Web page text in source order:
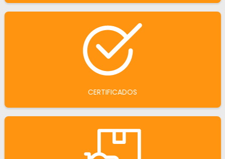
CERTIFICADOS